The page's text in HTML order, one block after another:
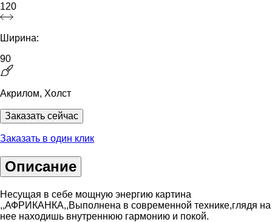
120
Ширина:
90
Акрилом, Холст
Заказать сейчас
Заказать в один клик
Описание
Несущая в себе мощную энергию картина
,,АФРИКАНКА,,Выполнена в современной технике,глядя на
нее находишь внутреннюю гармонию и покой.